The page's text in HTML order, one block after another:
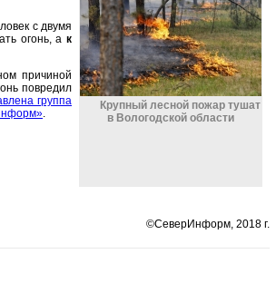
Крупный лесной пожар тушат
в Вологодской области
с двумя
огонь, а к
причиной
повредил
группа
.
©СеверИнформ, 2018 г.